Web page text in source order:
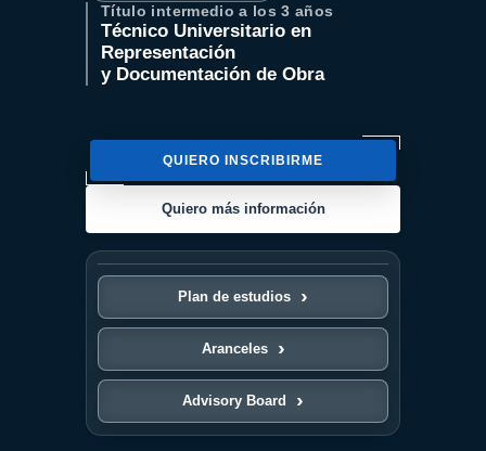
Título intermedio a los3 años
Técnico Universitario en
Representación
y Documentación de Obra
QUIERO INSCRIBIRME
Quiero más información
Plan de estudios
Aranceles
Advisory Board